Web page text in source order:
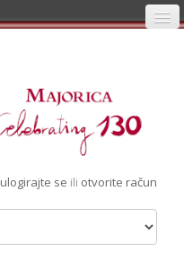
ulogirajte se ili otvorite račun